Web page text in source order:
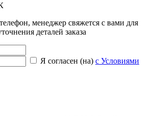
менеджер свяжется с вами для
деталей заказа
Я согласен (на) с Условиями